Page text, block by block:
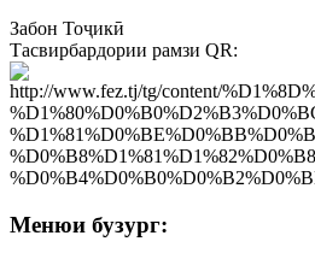
Забон Тоҷикӣ
Тасвирбардории рамзи QR:
Менюи бузург: